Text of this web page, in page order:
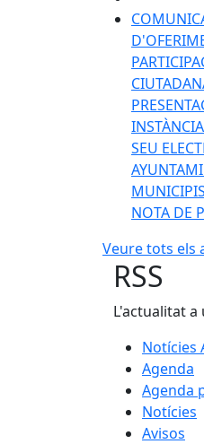
SEU
NOTA DE
Veure tots els
RSS
L'actualitat a
Notícies
Agenda
Agenda
Notícies
Avisos